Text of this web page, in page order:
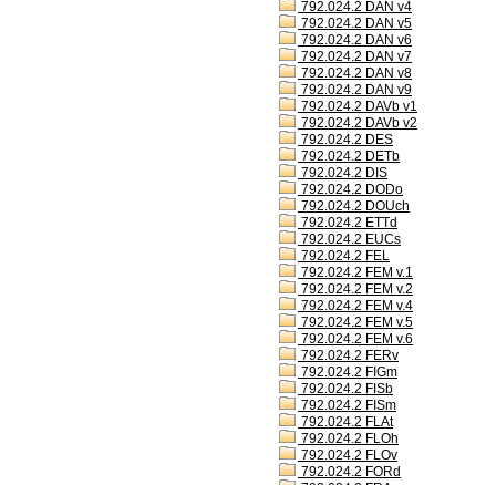
792.024.2 DAN v4
792.024.2 DAN v5
792.024.2 DAN v6
792.024.2 DAN v7
792.024.2 DAN v8
792.024.2 DAN v9
792.024.2 DAVb v1
792.024.2 DAVb v2
792.024.2 DES
792.024.2 DETb
792.024.2 DIS
792.024.2 DODo
792.024.2 DOUch
792.024.2 ETTd
792.024.2 EUCs
792.024.2 FEL
792.024.2 FEM v.1
792.024.2 FEM v.2
792.024.2 FEM v.4
792.024.2 FEM v.5
792.024.2 FEM v.6
792.024.2 FERv
792.024.2 FIGm
792.024.2 FISb
792.024.2 FISm
792.024.2 FLAt
792.024.2 FLOh
792.024.2 FLOv
792.024.2 FORd